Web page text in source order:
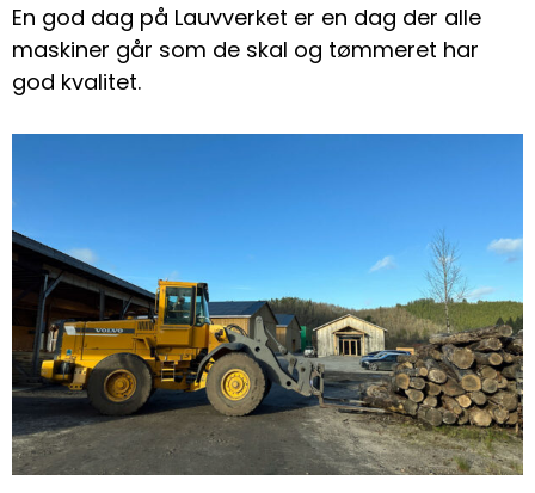
En god dag på Lauvverket er en dag der alle
maskiner går som de skal og tømmeret har
god kvalitet.